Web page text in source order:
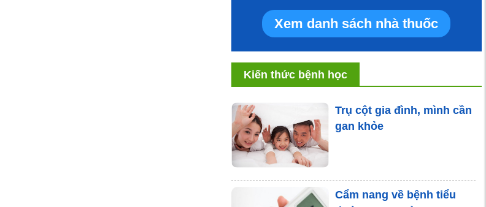
Xem danh sách nhà thuốc
Kiến thức bệnh học
Trụ cột gia đình, mình cần
gan khỏe
Cẩm nang về bệnh tiểu